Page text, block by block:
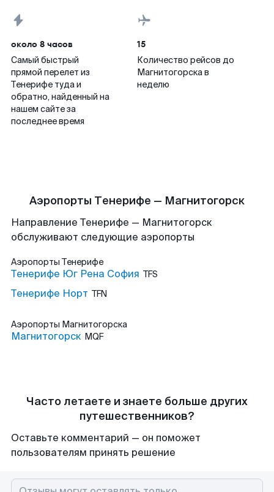
около 8 часов
Самый быстрый
прямой перелет из
Тенерифе туда и
обратно, найденный на
нашем сайте за
последнее время
15
Количество рейсов до
Магнитогорска в
неделю
Аэропорты Тенерифе — Магнитогорск
Направление Тенерифе — Магнитогорск
обслуживают следующие аэропорты
Аэропорты Тенерифе
Тенерифе Юг Рена София TFS
Тенерифе Норт TFN
Аэропорты Магнитогорска
Магнитогорск MQF
Часто летаете и знаете больше других
путешественников?
Оставьте комментарий — он поможет
пользователям принять решение